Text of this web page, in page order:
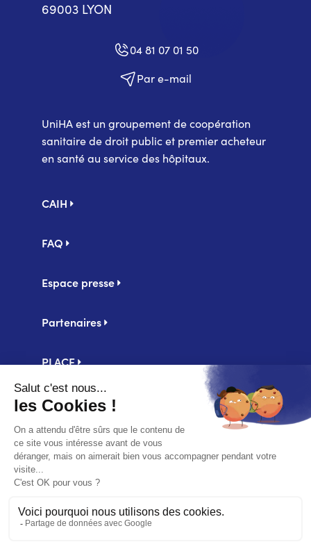
69003 LYON
04 81 07 01 50
Par e-mail
UniHA est un groupement de coopération
sanitaire de droit public et premier acheteur
en santé au service des hôpitaux.
de
CAIH
FAQ
Espace presse
Partenaires
PLACE
Centrale d'achat UniHA
Second
Mentions légales
Politique de confidentialité